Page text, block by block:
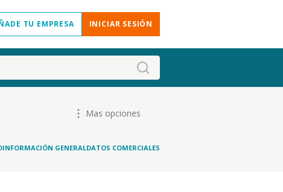
TU EMPRESA INICIAR SESIÓN
Mas opciones
INFORMACIÓN GENERALDATOS COMERCIALES